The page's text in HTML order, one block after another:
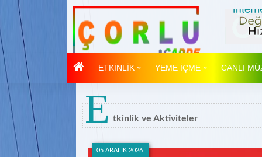
ETKİNLİK YEME İÇME CANLI
E tkinlik ve Aktiviteler
05 ARALIK 2026